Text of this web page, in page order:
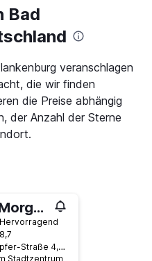
Bad
veranschlagen
die wir finden
die Preise abhängig
der Anzahl der Sterne
Hotel Morgenroth Im Thüringer Wald
3
Hervorragend
8,7
Gustav-Töpfer-Straße 4, Bad Blankenburg, Thüringen, Deutschland
Stadtzentrum